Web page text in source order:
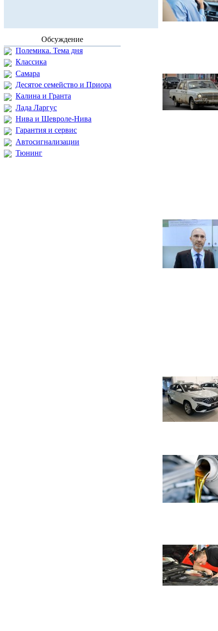
Обсуждение
Полемика. Тема дня
Классика
Самара
Десятое семейство и Приора
Калина и Гранта
Лада Ларгус
Нива и Шевроле-Нива
Гарантия и сервис
Автосигнализации
Тюнинг